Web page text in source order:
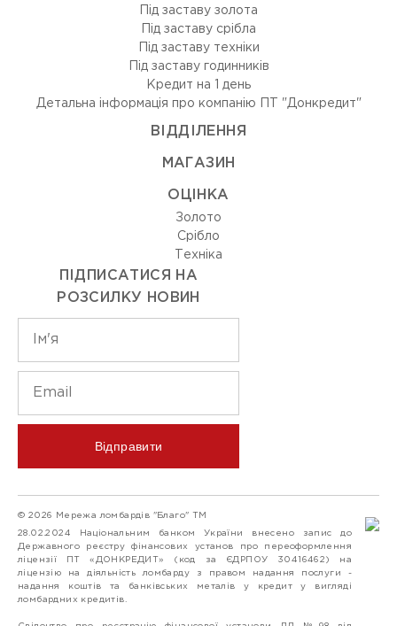
Під заставу золота
Під заставу срібла
Під заставу техніки
Під заставу годинників
Кредит на 1 день
Детальна інформація про компанію ПТ "Донкредит"
ВIДДIЛЕННЯ
МАГАЗИН
ОЦIНКА
Золото
Срiбло
Технiка
ПІДПИСАТИСЯ НА
РОЗСИЛКУ НОВИН
Відправити
© 2026 Мережа ломбардів "Благо" ТМ
28.02.2024 Національним банком України внесено запис до
Державного реєстру фінансових установ про переоформлення
ліцензії ПТ «ДОНКРЕДИТ» (код за ЄДРПОУ 30416462) на
ліцензію на діяльність ломбарду з правом надання послуги -
надання коштів та банківських металів у кредит у вигляді
ломбардних кредитів.